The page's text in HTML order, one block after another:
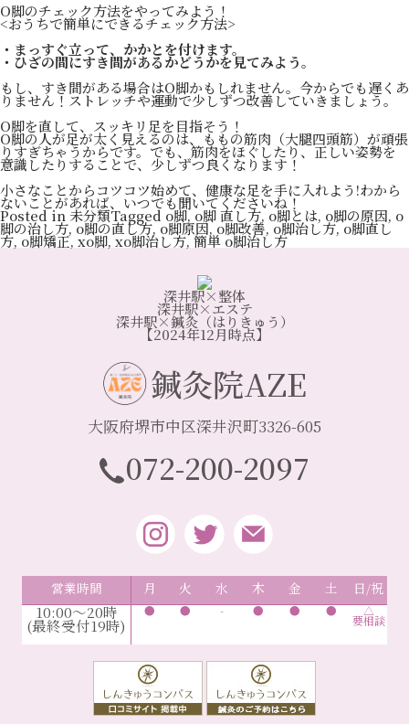
O脚のチェック方法をやってみよう！
<おうちで簡単にできるチェック方法>
・まっすぐ立って、かかとを付けます。
・ひざの間にすき間があるかどうかを見てみよう。
もし、すき間がある場合はO脚かもしれません。今からでも遅くあ
りません！ストレッチや運動で少しずつ改善していきましょう。
O脚を直して、スッキリ足を目指そう！
O脚の人が足が太く見えるのは、ももの筋肉（大腿四頭筋）が頑張
りすぎちゃうからです。でも、筋肉をほぐしたり、正しい姿勢を
意識したりすることで、少しずつ良くなります！
小さなことからコツコツ始めて、健康な足を手に入れよう!わから
ないことがあれば、いつでも聞いてくださいね！
Posted in 未分類Tagged o脚, o脚 直し方, o脚とは, o脚の原因, o
脚の治し方, o脚の直し方, o脚原因, o脚改善, o脚治し方,o脚直し
方, o脚矯正, xo脚,xo脚治し方,簡単 o脚治し方
深井駅×整体
深井駅×エステ
深井駅×鍼灸（はりきゅう）
【2024年12月時点】
鍼灸院AZE
大阪府堺市中区深井沢町3326-605
072-200-2097
営業時間 月 火 水 木 金 土 日/祝
10:00～20時
(最終受付19時)
● ● - ● ● ● △
要相談